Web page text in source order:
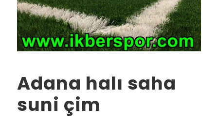
Adana halı saha
suni çim